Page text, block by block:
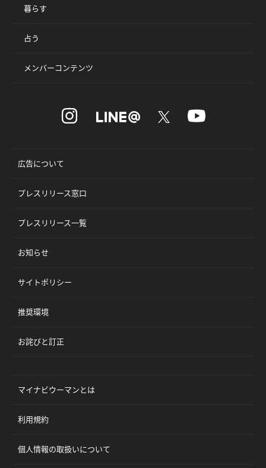
暮らす
占う
メンバーコンテンツ
広告について
プレスリリース窓口
プレスリリース一覧
お知らせ
サイトポリシー
推奨環境
お詫びと訂正
マイナビウーマンとは
利用規約
個人情報の取扱いについて